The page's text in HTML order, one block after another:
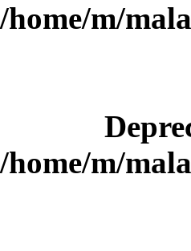
/home/m/
/home/m/